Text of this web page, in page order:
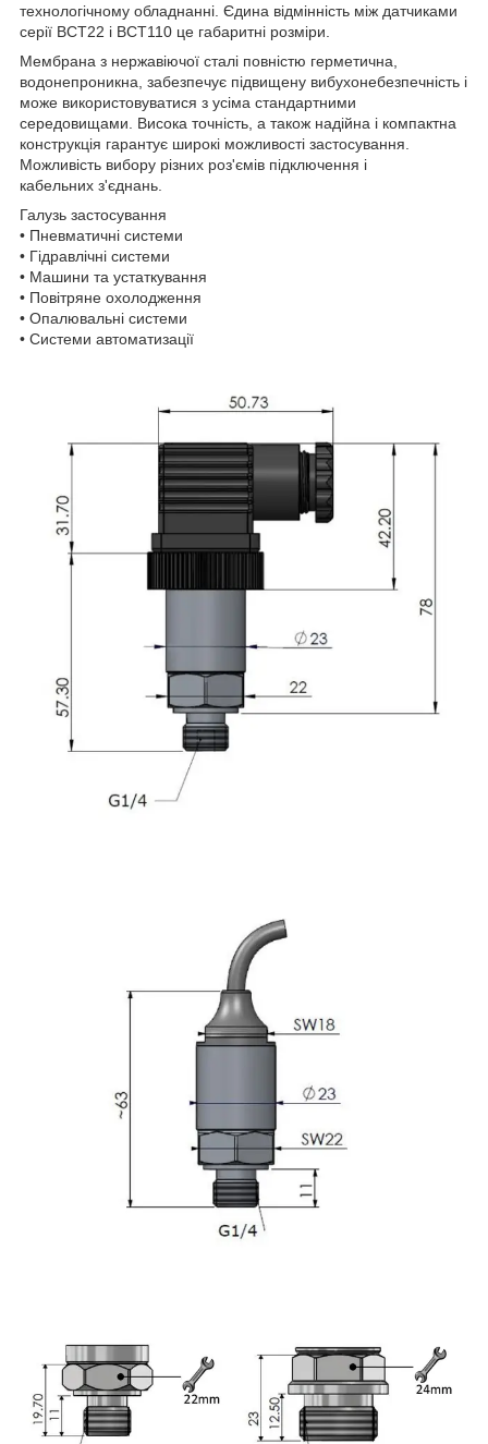
технологічному обладнанні. Єдина відмінність між датчиками
серії BCT22 і BCT110 це габаритні розміри.
Мембрана з нержавіючої сталі повністю герметична,
водонепроникна, забезпечує підвищену вибухонебезпечність і
може використовуватися з усіма стандартними
середовищами. Висока точність, а також надійна і компактна
конструкція гарантує широкі можливості застосування.
Можливість вибору різних роз'ємів підключення і
кабельних з'єднань.
Галузь застосування
• Пневматичні системи
• Гідравлічні системи
• Машини та устаткування
• Повітряне охолодження
• Опалювальні системи
• Системи автоматизації